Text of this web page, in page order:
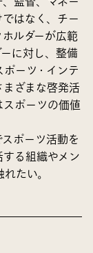
はなく、チー
ルダーが広範
に対し、整備
ーツ・インテ
ざまな啓発活
ポーツの価値
ポーツ活動を
る組織やメン
たい。